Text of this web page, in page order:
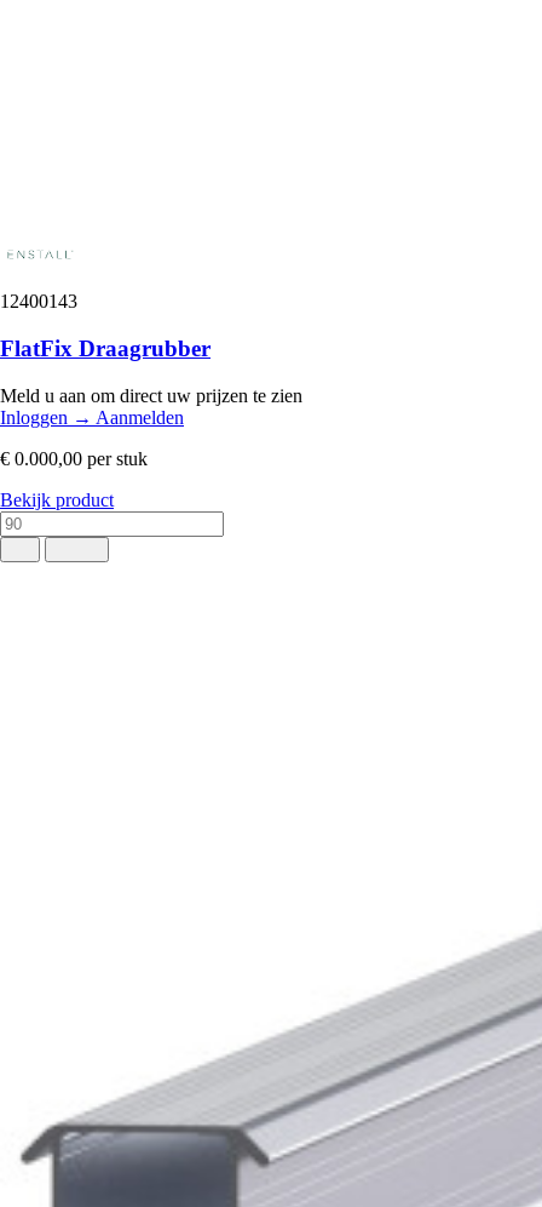
12400143
FlatFix Draagrubber
Meld u aan om direct uw prijzen te zien
Inloggen → Aanmelden
€ 0.000,00 per stuk
Bekijk product